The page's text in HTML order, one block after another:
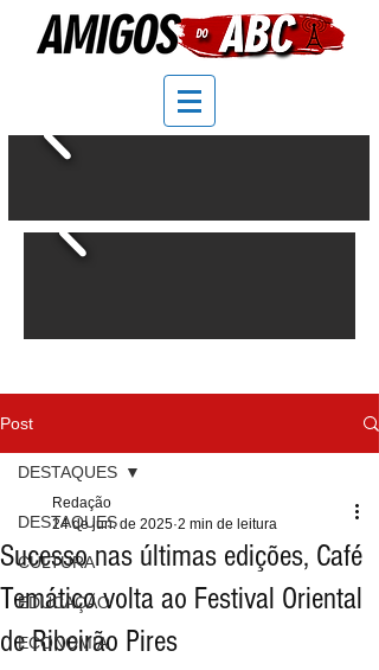
Post
DESTAQUES
CULTURA
EDUCAÇÃO
ECONOMIA
DESTAQUES
Sucesso nas últimas edições, Café
Temático volta ao Festival Oriental
de Ribeirão Pires
Redação
24 de jun. de 2025 2 min de leitura